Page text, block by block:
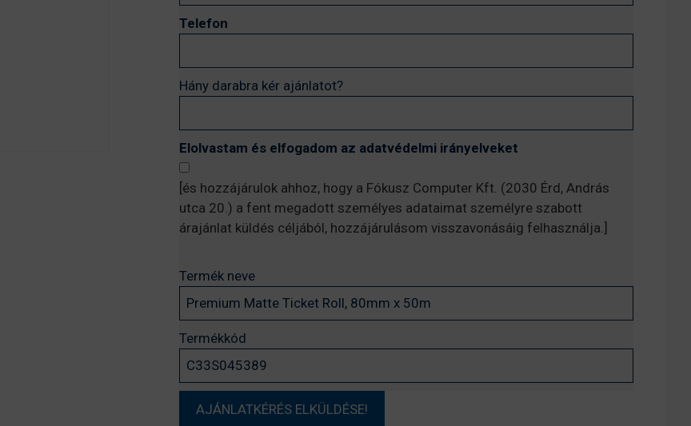
Telefon
Hány darabra kér ajánlatot?
Elolvastam és elfogadom az adatvédelmi irányelveket
[és hozzájárulok ahhoz, hogy a Fókusz Computer Kft. (2030 Érd, András
utca 20.) a fent megadott személyes adataimat személyre szabott
árajánlat küldés céljából, hozzájárulásom visszavonásáig felhasználja.]
Termék neve
Termékkód